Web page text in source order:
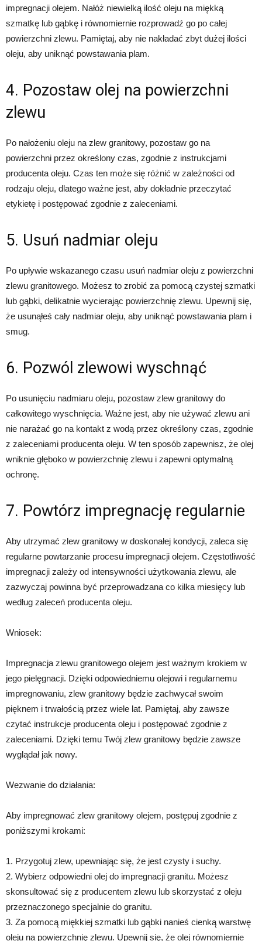
impregnacji olejem. Nałóż niewielką ilość oleju na miękką
szmatkę lub gąbkę i równomiernie rozprowadź go po całej
powierzchni zlewu. Pamiętaj, aby nie nakładać zbyt dużej ilości
oleju, aby uniknąć powstawania plam.
4. Pozostaw olej na powierzchni
zlewu
Po nałożeniu oleju na zlew granitowy, pozostaw go na
powierzchni przez określony czas, zgodnie z instrukcjami
producenta oleju. Czas ten może się różnić w zależności od
rodzaju oleju, dlatego ważne jest, aby dokładnie przeczytać
etykietę i postępować zgodnie z zaleceniami.
5. Usuń nadmiar oleju
Po upływie wskazanego czasu usuń nadmiar oleju z powierzchni
zlewu granitowego. Możesz to zrobić za pomocą czystej szmatki
lub gąbki, delikatnie wycierając powierzchnię zlewu. Upewnij się,
że usunąłeś cały nadmiar oleju, aby uniknąć powstawania plam i
smug.
6. Pozwól zlewowi wyschnąć
Po usunięciu nadmiaru oleju, pozostaw zlew granitowy do
całkowitego wyschnięcia. Ważne jest, aby nie używać zlewu ani
nie narażać go na kontakt z wodą przez określony czas, zgodnie
z zaleceniami producenta oleju. W ten sposób zapewnisz, że olej
wniknie głęboko w powierzchnię zlewu i zapewni optymalną
ochronę.
7. Powtórz impregnację regularnie
Aby utrzymać zlew granitowy w doskonałej kondycji, zaleca się
regularne powtarzanie procesu impregnacji olejem. Częstotliwość
impregnacji zależy od intensywności użytkowania zlewu, ale
zazwyczaj powinna być przeprowadzana co kilka miesięcy lub
według zaleceń producenta oleju.
Wniosek:
Impregnacja zlewu granitowego olejem jest ważnym krokiem w
jego pielęgnacji. Dzięki odpowiedniemu olejowi i regularnemu
impregnowaniu, zlew granitowy będzie zachwycał swoim
pięknem i trwałością przez wiele lat. Pamiętaj, aby zawsze
czytać instrukcje producenta oleju i postępować zgodnie z
zaleceniami. Dzięki temu Twój zlew granitowy będzie zawsze
wyglądał jak nowy.
Wezwanie do działania:
Aby impregnować zlew granitowy olejem, postępuj zgodnie z
poniższymi krokami:
1. Przygotuj zlew, upewniając się, że jest czysty i suchy.
2. Wybierz odpowiedni olej do impregnacji granitu. Możesz
skonsultować się z producentem zlewu lub skorzystać z oleju
przeznaczonego specjalnie do granitu.
3. Za pomocą miękkiej szmatki lub gąbki nanieś cienką warstwę
oleju na powierzchnię zlewu. Upewnij się, że olej równomiernie